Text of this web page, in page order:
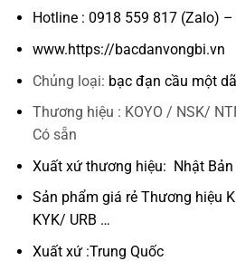
Hotline : 0918 559 817 (Zalo) –
www.https://bacdanvongbi.vn
Chủng loại: bạc đạn cầu một
Thương hiệu : KOYO / NSK/
Có sẵn
Xuất xứ thương hiệu: Nhật Bản
Sản phẩm giá rẻ Thương hiệu
KYK/ URB …
Xuất xứ :Trung Quốc